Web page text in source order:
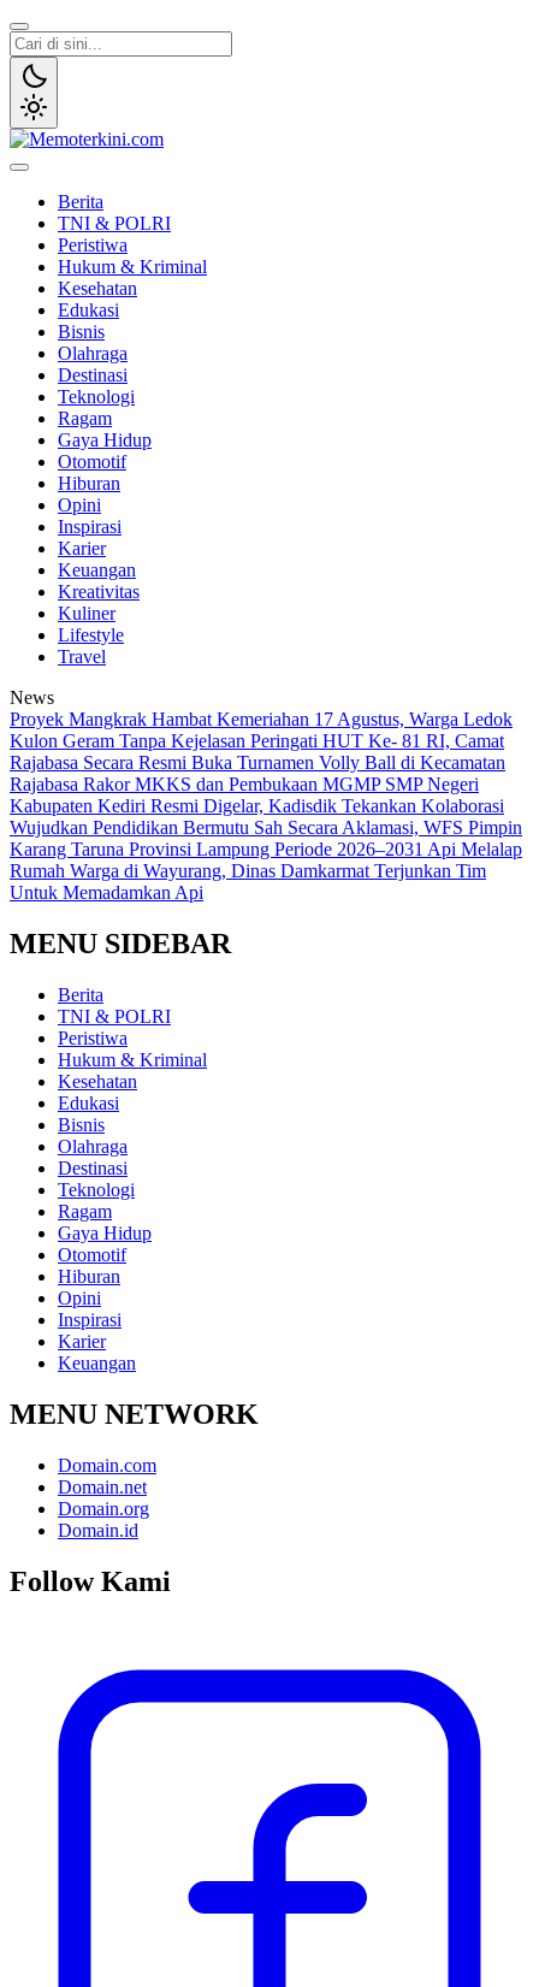
Lewati
ke
konten
Berita
TNI & POLRI
Peristiwa
Hukum & Kriminal
Kesehatan
Edukasi
Bisnis
Olahraga
Destinasi
Teknologi
Ragam
Gaya Hidup
Otomotif
Hiburan
Opini
Inspirasi
Karier
Keuangan
Kreativitas
Kuliner
Lifestyle
Travel
News
‎Proyek Mangkrak Hambat Kemeriahan 17 Agustus, Warga Ledok
Kulon Geram Tanpa Kejelasan Peringati HUT Ke- 81 RI, Camat
Rajabasa Secara Resmi Buka Turnamen Volly Ball di Kecamatan
Rajabasa Rakor MKKS dan Pembukaan MGMP SMP Negeri
Kabupaten Kediri Resmi Digelar, Kadisdik Tekankan Kolaborasi
Wujudkan Pendidikan Bermutu Sah Secara Aklamasi, WFS Pimpin
Karang Taruna Provinsi Lampung Periode 2026–2031 Api Melalap
Rumah Warga di Wayurang, Dinas Damkarmat Terjunkan Tim
Untuk Memadamkan Api
MENU SIDEBAR
Berita
TNI & POLRI
Peristiwa
Hukum & Kriminal
Kesehatan
Edukasi
Bisnis
Olahraga
Destinasi
Teknologi
Ragam
Gaya Hidup
Otomotif
Hiburan
Opini
Inspirasi
Karier
Keuangan
MENU NETWORK
Domain.com
Domain.net
Domain.org
Domain.id
Follow Kami